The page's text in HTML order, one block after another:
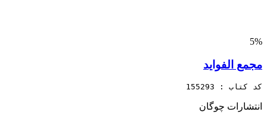
5%
مجمع الفواید
کد کتاب : 155293
انتشارات چوگان